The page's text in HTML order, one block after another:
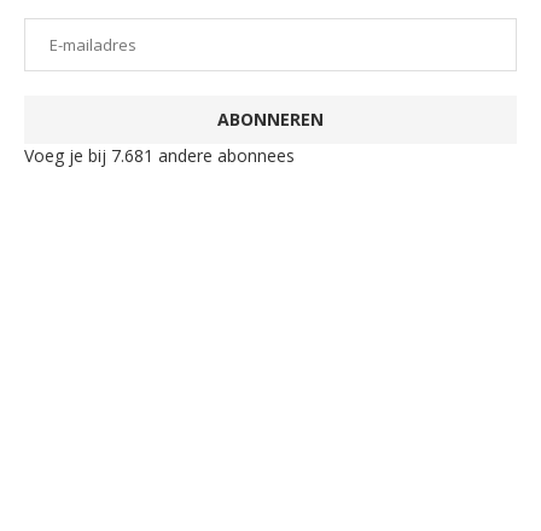
ABONNEREN
Voeg je bij 7.681 andere abonnees